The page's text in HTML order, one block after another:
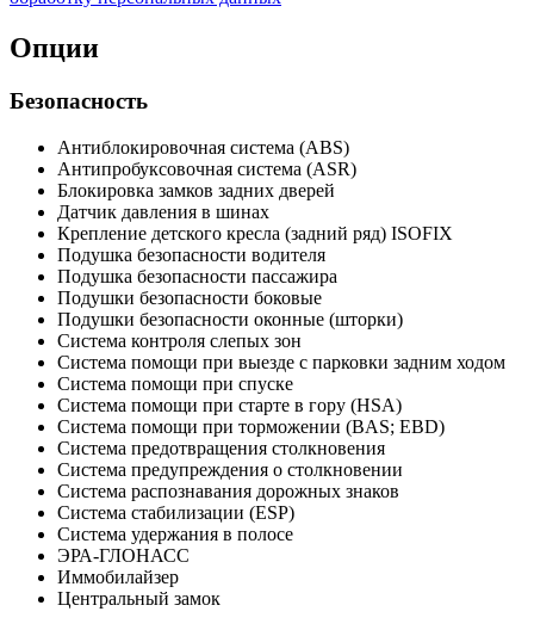
Опции
Безопасность
Антиблокировочная система (ABS)
Антипробуксовочная система (ASR)
Блокировка замков задних дверей
Датчик давления в шинах
Крепление детского кресла (задний ряд) ISOFIX
Подушка безопасности водителя
Подушка безопасности пассажира
Подушки безопасности боковые
Подушки безопасности оконные (шторки)
Система контроля слепых зон
Система помощи при выезде с парковки задним ходом
Система помощи при спуске
Система помощи при старте в гору (HSA)
Система помощи при торможении (BAS; EBD)
Система предотвращения столкновения
Система предупреждения о столкновении
Система распознавания дорожных знаков
Система стабилизации (ESP)
Система удержания в полосе
ЭРА-ГЛОНАСС
Иммобилайзер
Центральный замок